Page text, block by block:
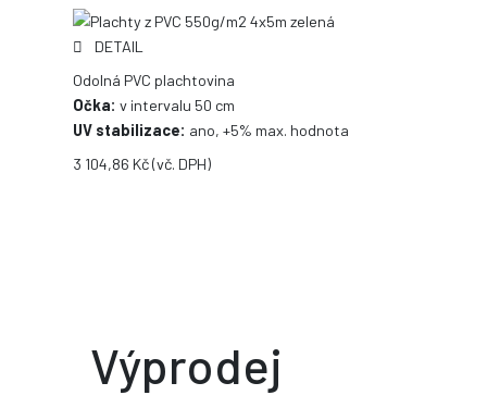
DETAIL
Odolná PVC plachtovina
Očka: v intervalu 50 cm
UV stabilizace: ano, +5% max. hodnota
3 104,86 Kč(vč. DPH)
Výprodej